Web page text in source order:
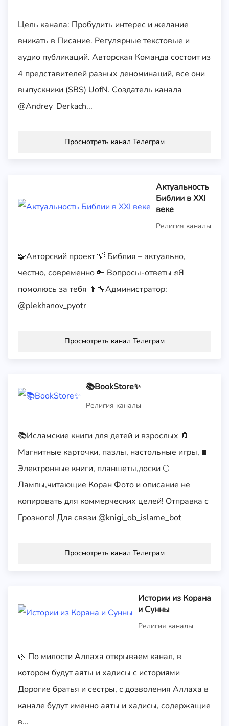
Цель канала: Пробудить интерес и желание
вникать в Писание. Регулярные текстовые и
аудио публикаций. Авторская Команда состоит из
4 представителей разных деноминаций, все они
выпускники (SBS) UofN. Создатель канала
@Andrey_Derkach...
Просмотреть канал Телеграм
Актуальность
Библии в XXI
веке
Религия каналы
🧩Авторский проект 💡 Библия – актуально,
честно, современно 🔑 Вопросы-ответы ✊Я
помолюсь за тебя 👨‍🔧Администратор:
@plekhanov_pyotr
Просмотреть канал Телеграм
📚BookStore✨
Религия каналы
📚Исламские книги для детей и взрослых 🧲
Магнитные карточки, пазлы, настольные игры, 📙
Электронные книги, планшеты,доски 🌕
Лампы,читающие Коран Фото и описание не
копировать для коммерческих целей! Отправка с
Грозного! Для связи @knigi_ob_islame_bot
Просмотреть канал Телеграм
Истории из Корана
и Сунны
Религия каналы
🌿 По милости Аллаха открываем канал, в
котором будут аяты и хадисы с историями
Дорогие братья и сестры, с дозволения Аллаха в
канале будут именно аяты и хадисы, содержащие
в...